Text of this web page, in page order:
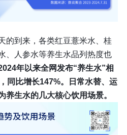
的到来，各类红豆薏米水、桂
、人参水等养生水品列热度也
年以来全网发布“养生水”相
同比增长147%。日常水替、运
养生水的几大核心饮用场景。